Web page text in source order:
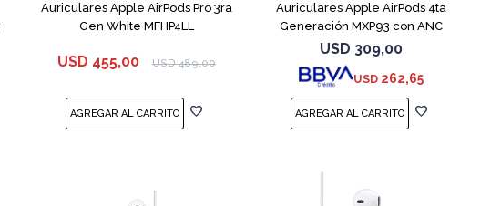
Auriculares Apple AirPods Pro 3ra
Gen White MFHP4LL
USD 455,00 USD 489,00
Auriculares Apple AirPods 4ta
Generación MXP93 con ANC
USD 309,00
USD 262,65